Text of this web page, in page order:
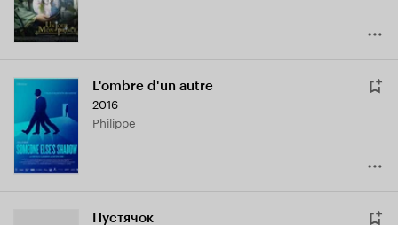
L'ombre d'un autre
2016
Philippe
Пустячок